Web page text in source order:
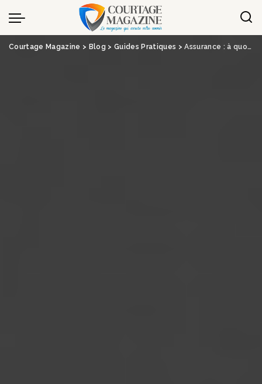
Panneau de gestion des cookies
Courtage Magazine > Blog > Guides Pratiques >Assurance : à quoi faut-il faire attention lorsque vous souscrivez un contrat obsèques ?